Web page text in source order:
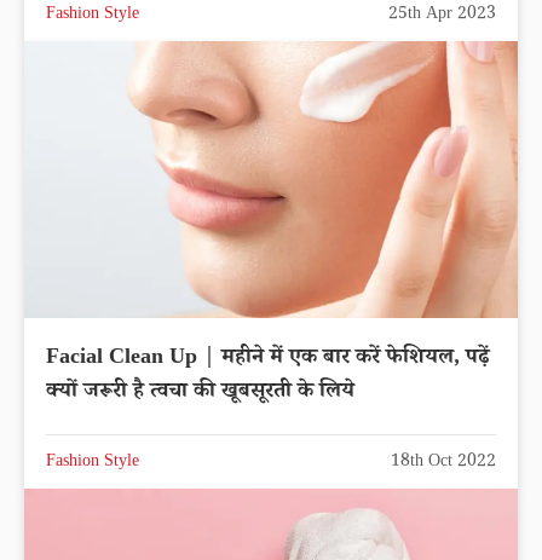
Fashion Style 25th Apr 2023
Facial Clean Up | महीने में एक बार करें फेशियल, पढ़ें
क्यों जरूरी है त्वचा की खूबसूरती के लिये
Fashion Style 18th Oct 2022